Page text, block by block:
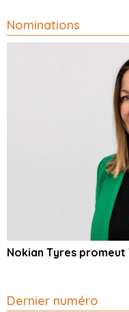
Nominations
Nokian Tyres
Dernier numéro